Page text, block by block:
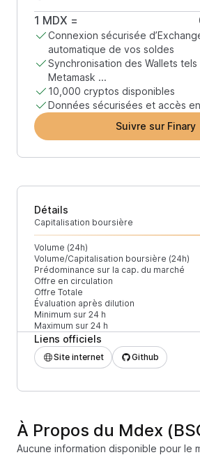
1 MDX =
Connexion sécurisée
automatique de vos soldes
Synchronisation des Wallets tels
Metamask ...
10,000 cryptos disponibles
Données sécurisées et accès
Suivre sur Finary
Détails
Capitalisation boursière
Volume (24h)
Volume/Capitalisation boursière (24h)
Prédominance sur la cap. du marché
Offre en circulation
Offre Totale
Évaluation après dilution
Minimum sur 24 h
Maximum sur 24 h
Liens officiels
Site internet Github
À Propos du Mdex
Aucune information disponible pour le